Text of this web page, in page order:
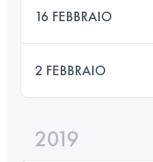
16 FEBBRAIO
2 FEBBRAIO
2019